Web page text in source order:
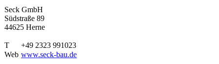
Seck GmbH
Südstraße 89
44625 Herne
T
+49 2323 991023
Web www.seck-bau.de